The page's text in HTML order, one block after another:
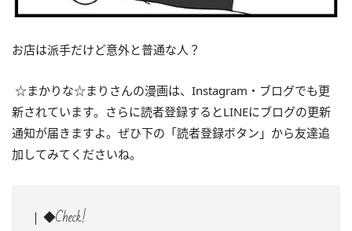
お店は派手だけど意外と普通な人？
☆まかりな☆まりさんの漫画は、Instagram・ブログでも更
新されています。さらに読者登録するとLINEにブログの更新
通知が届きますよ。ぜひ下の「読者登録ボタン」から友達追
加してみてくださいね。
◆Check!